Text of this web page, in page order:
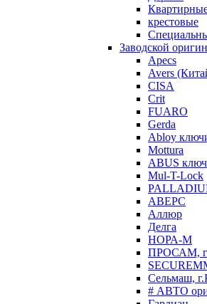
крестовые
Заводской
Apecs
Avers
CISA
Crit
FUARO
Gerda
Abloy
Mottura
ABUS
Mul-T-Lock
АВЕРС
Аллюр
Делга
НОРА-М
ПРОСАМ,
Сельмаш,
# АВТО